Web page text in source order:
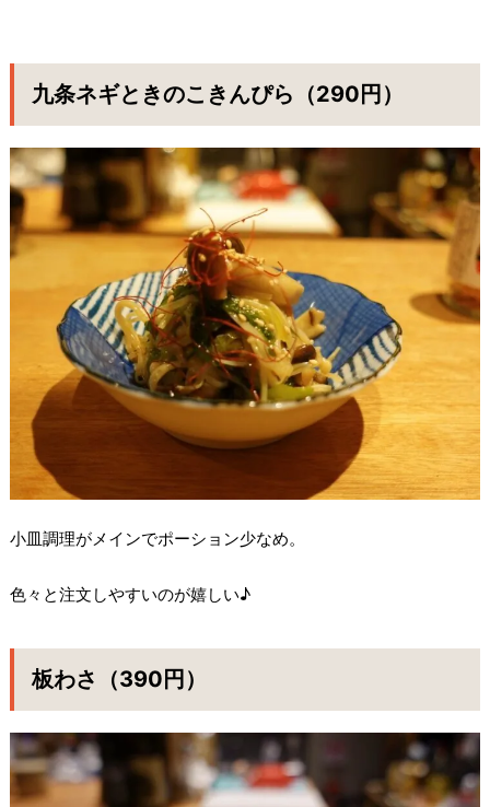
九条ネギときのこきんぴら（290円）
小皿調理がメインでポーション少なめ。
色々と注文しやすいのが嬉しい♪
板わさ（390円）